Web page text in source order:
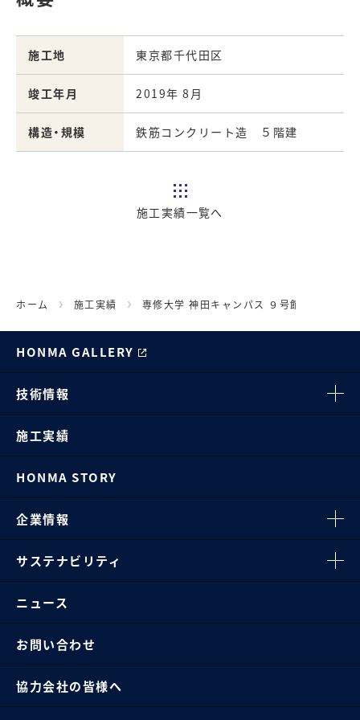
施工地 東京都千代田区
竣工年月 2019年 8月
構造・規模 鉄筋コンクリート造 ５階建
施工実績一覧へ
ホーム 施工実績 専修大学 神田キャンパス ９号館
HONMA GALLERY
技術情報
施工実績
HONMA STORY
企業情報
サステナビリティ
ニュース
お問い合わせ
協力会社の皆様へ